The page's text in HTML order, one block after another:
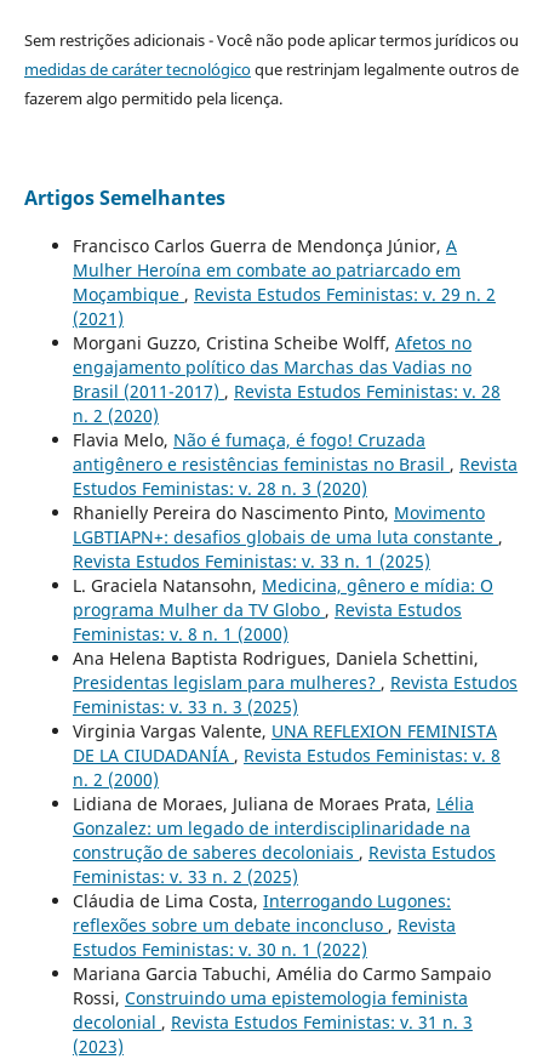
Sem restrições adicionais - Você não pode aplicar termos jurídicos ou
medidas de caráter tecnológicoque restrinjam legalmente outros de
fazerem algo permitido pela licença.
Artigos Semelhantes
Francisco Carlos Guerra de Mendonça Júnior, A
Mulher Heroína em combate ao patriarcado em
Moçambique , Revista Estudos Feministas: v. 29 n. 2
(2021)
Morgani Guzzo, Cristina Scheibe Wolff, Afetos no
engajamento político das Marchas das Vadias no
Brasil (2011-2017) , Revista Estudos Feministas: v. 28
n. 2 (2020)
Flavia Melo, Não é fumaça, é fogo! Cruzada
antigênero e resistências feministas no Brasil , Revista
Estudos Feministas: v. 28 n. 3 (2020)
Rhanielly Pereira do Nascimento Pinto, Movimento
LGBTIAPN+: desafios globais de uma luta constante ,
Revista Estudos Feministas: v. 33 n. 1 (2025)
L. Graciela Natansohn, Medicina, gênero e mídia: O
programa Mulher da TV Globo , Revista Estudos
Feministas: v. 8 n. 1 (2000)
Ana Helena Baptista Rodrigues, Daniela Schettini,
Presidentas legislam para mulheres? , Revista Estudos
Feministas: v. 33 n. 3 (2025)
Virginia Vargas Valente, UNA REFLEXION FEMINISTA
DE LA CIUDADANÍA , Revista Estudos Feministas: v. 8
n. 2 (2000)
Lidiana de Moraes, Juliana de Moraes Prata, Lélia
Gonzalez: um legado de interdisciplinaridade na
construção de saberes decoloniais , Revista Estudos
Feministas: v. 33 n. 2 (2025)
Cláudia de Lima Costa, Interrogando Lugones:
reflexões sobre um debate inconcluso , Revista
Estudos Feministas: v. 30 n. 1 (2022)
Mariana Garcia Tabuchi, Amélia do Carmo Sampaio
Rossi, Construindo uma epistemologia feminista
decolonial , Revista Estudos Feministas: v. 31 n. 3
(2023)